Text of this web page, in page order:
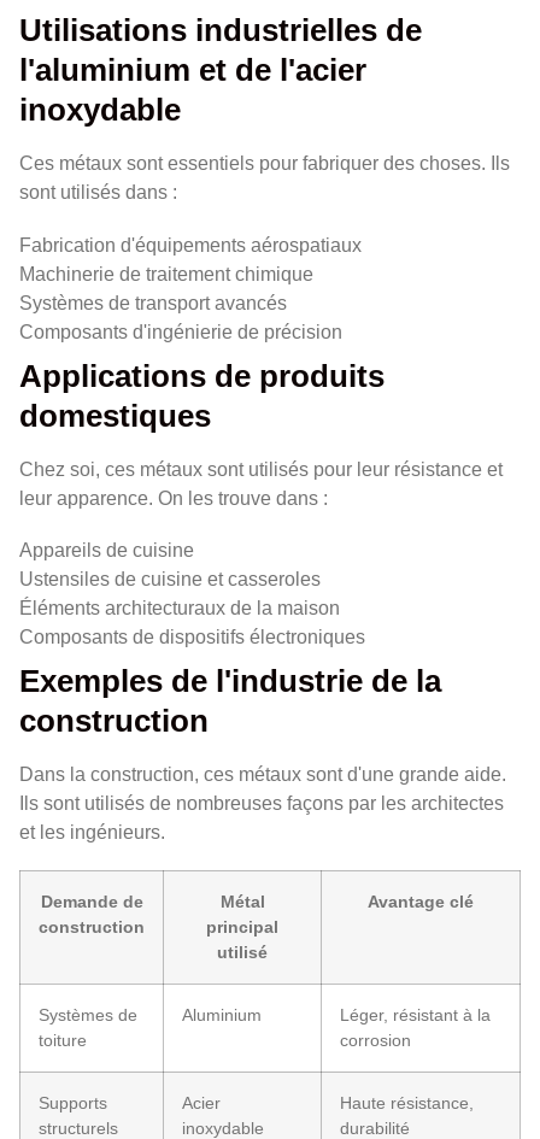
Utilisations industrielles de
l'aluminium et de l'acier
inoxydable
Ces métaux sont essentiels pour fabriquer des choses. Ils
sont utilisés dans :
Fabrication d'équipements aérospatiaux
Machinerie de traitement chimique
Systèmes de transport avancés
Composants d'ingénierie de précision
Applications de produits
domestiques
Chez soi, ces métaux sont utilisés pour leur résistance et
leur apparence. On les trouve dans :
Appareils de cuisine
Ustensiles de cuisine et casseroles
Éléments architecturaux de la maison
Composants de dispositifs électroniques
Exemples de l'industrie de la
construction
Dans la construction, ces métaux sont d'une grande aide.
Ils sont utilisés de nombreuses façons par les architectes
et les ingénieurs.
Demande de
construction
Métal
principal
utilisé
Avantage clé
Systèmes de
toiture
Aluminium
Léger, résistant à la
corrosion
Supports
structurels
Acier
inoxydable
Haute résistance,
durabilité